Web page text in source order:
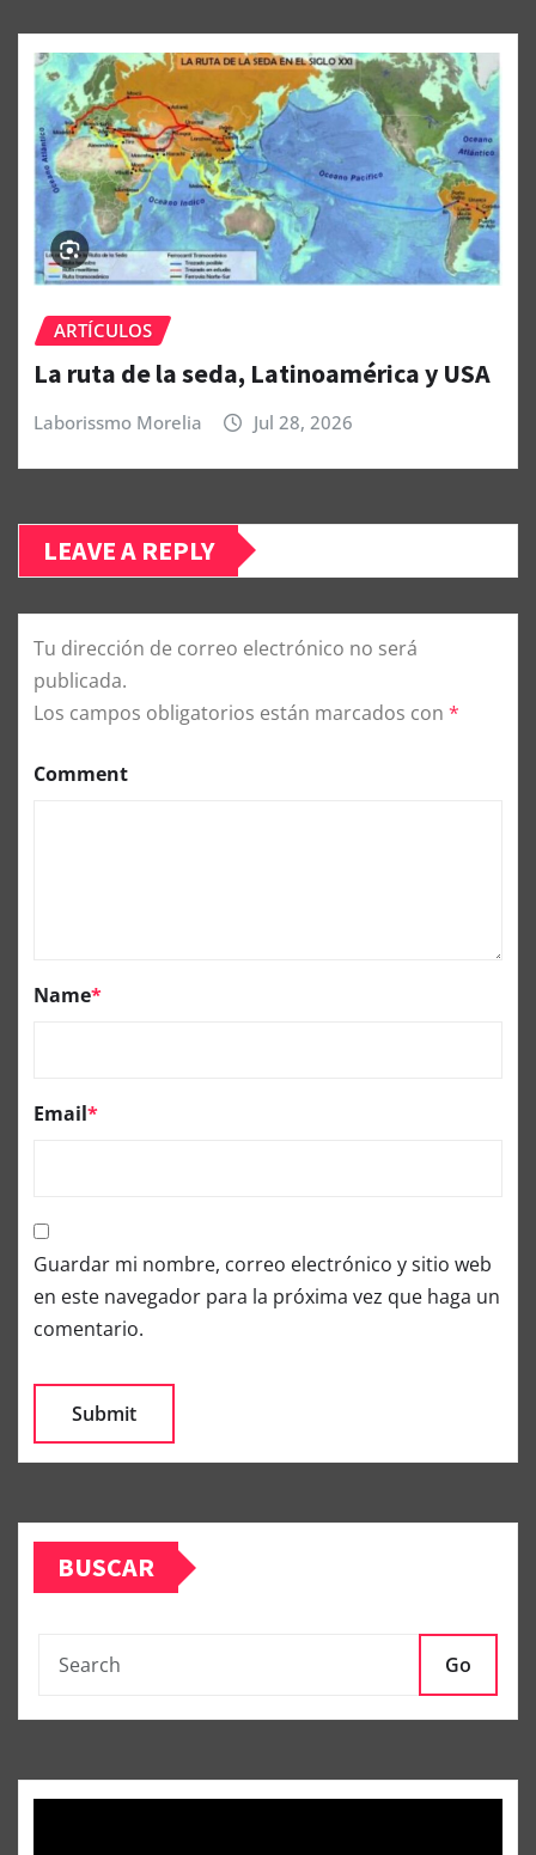
ARTÍCULOS
La ruta de la seda, Latinoamérica y USA
Laborissmo Morelia Jul 28, 2026
LEAVE A REPLY
Tu dirección de correo electrónico no será
publicada.
Los campos obligatorios están marcados con *
Comment
Name*
Email*
Guardar mi nombre, correo electrónico y sitio web
en este navegador para la próxima vez que haga un
comentario.
BUSCAR
Go